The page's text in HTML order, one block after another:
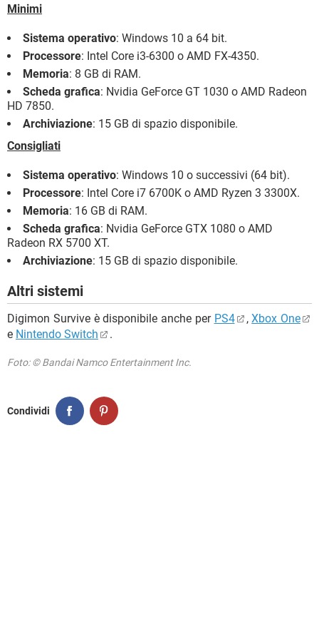
Minimi
Sistema operativo: Windows 10 a 64 bit.
Processore: Intel Core i3-6300 o AMD FX-4350.
Memoria: 8 GB di RAM.
Scheda grafica: Nvidia GeForce GT 1030 o AMD Radeon
HD 7850.
Archiviazione: 15 GB di spazio disponibile.
Consigliati
Sistema operativo: Windows 10 o successivi (64 bit).
Processore: Intel Core i7 6700K o AMD Ryzen 3 3300X.
Memoria: 16 GB di RAM.
Scheda grafica: Nvidia GeForce GTX 1080 o AMD
Radeon RX 5700 XT.
Archiviazione: 15 GB di spazio disponibile.
Altri sistemi
Digimon Survive è disponibile anche per PS4 ,Xbox One
e Nintendo Switch .
Foto: © Bandai Namco Entertainment Inc.
Condividi